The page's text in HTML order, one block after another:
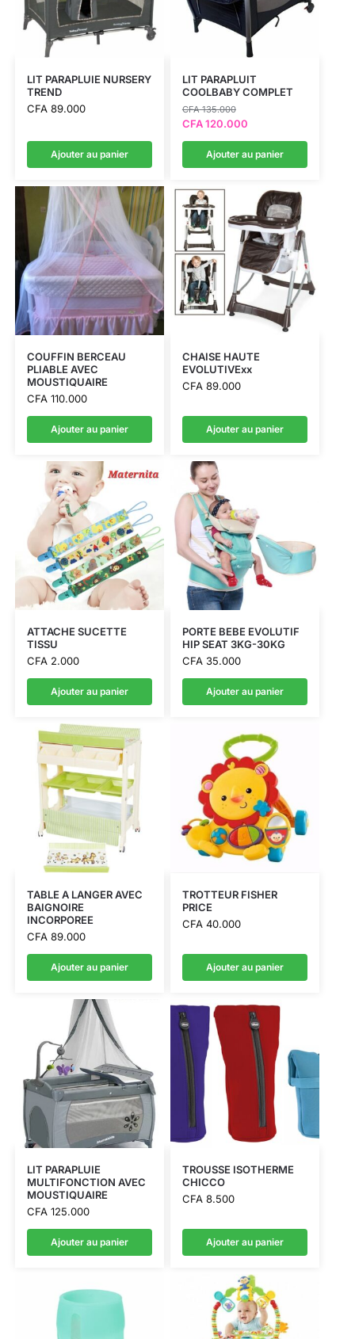
LIT PARAPLUIE NURSERY
TREND
CFA89.000
Ajouter au panier
LIT PARAPLUIT
COOLBABY COMPLET
CFA135.000
CFA120.000
Ajouter au panier
COUFFIN BERCEAU
PLIABLE AVEC
MOUSTIQUAIRE
CFA110.000
Ajouter au panier
CHAISE HAUTE
EVOLUTIVExx
CFA89.000
Ajouter au panier
ATTACHE SUCETTE
TISSU
CFA2.000
Ajouter au panier
PORTE BEBE EVOLUTIF
HIP SEAT 3KG-30KG
CFA35.000
Ajouter au panier
TABLE A LANGER AVEC
BAIGNOIRE
INCORPOREE
CFA89.000
Ajouter au panier
TROTTEUR FISHER
PRICE
CFA40.000
Ajouter au panier
LIT PARAPLUIE
MULTIFONCTION AVEC
MOUSTIQUAIRE
CFA125.000
Ajouter au panier
TROUSSE ISOTHERME
CHICCO
CFA8.500
Ajouter au panier